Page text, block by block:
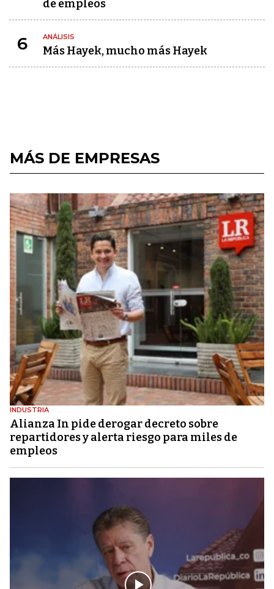
de empleos
6 ANÁLISIS
Más Hayek, mucho más Hayek
MÁS DE EMPRESAS
INDUSTRIA
Alianza In pide derogar decreto sobre
repartidores y alerta riesgo para miles de
empleos